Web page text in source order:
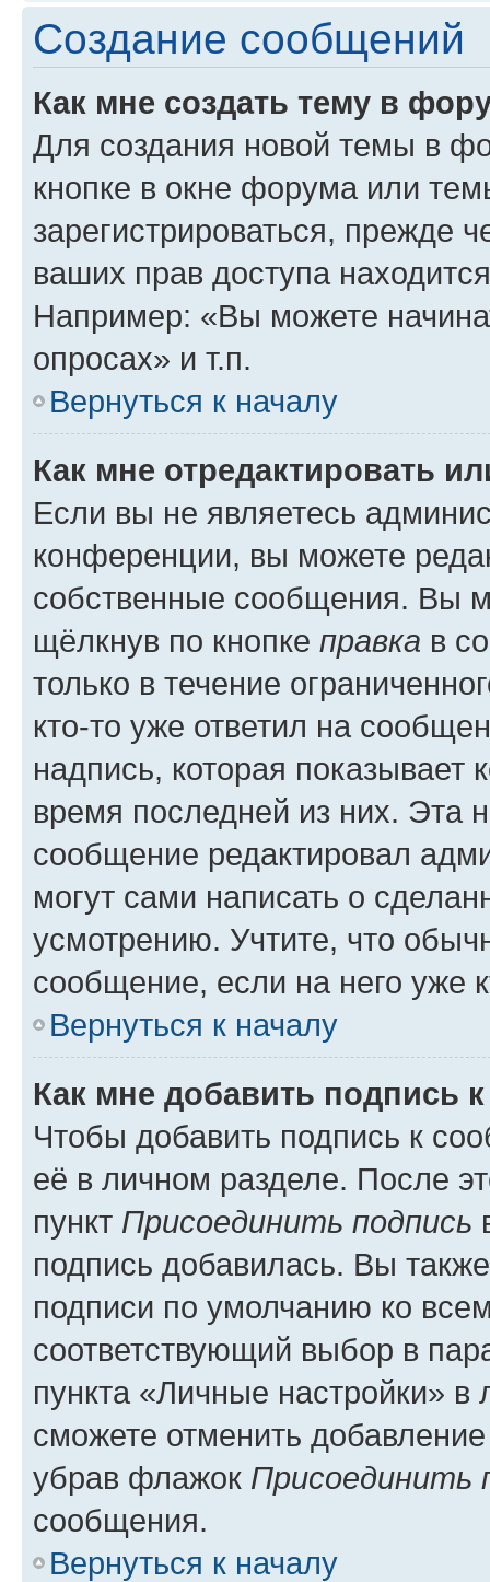
Создание сообщений
Как мне создать тему в
Для создания новой темы в
кнопке в окне форума или
зарегистрироваться, прежде
ваших прав доступа
Например: «Вы можете
опросах» и т.п.
Вернуться к началу
Как мне отредактировать
Если вы не являетесь
конференции, вы можете
собственные сообщения. Вы
щёлкнув по кнопке правка в
только в течение
кто-то уже ответил на
надпись, которая показывает
время последней из них. Эта
сообщение редактировал
могут сами написать о
усмотрению. Учтите, что
сообщение, если на него уже
Вернуться к началу
Как мне добавить подпись
Чтобы добавить подпись к
её в личном разделе. После
пункт Присоединить подпись
подпись добавилась. Вы
подписи по умолчанию ко
соответствующий выбор в
пункта «Личные настройки»
сможете отменить
убрав флажок Присоединить
сообщения.
Вернуться к началу